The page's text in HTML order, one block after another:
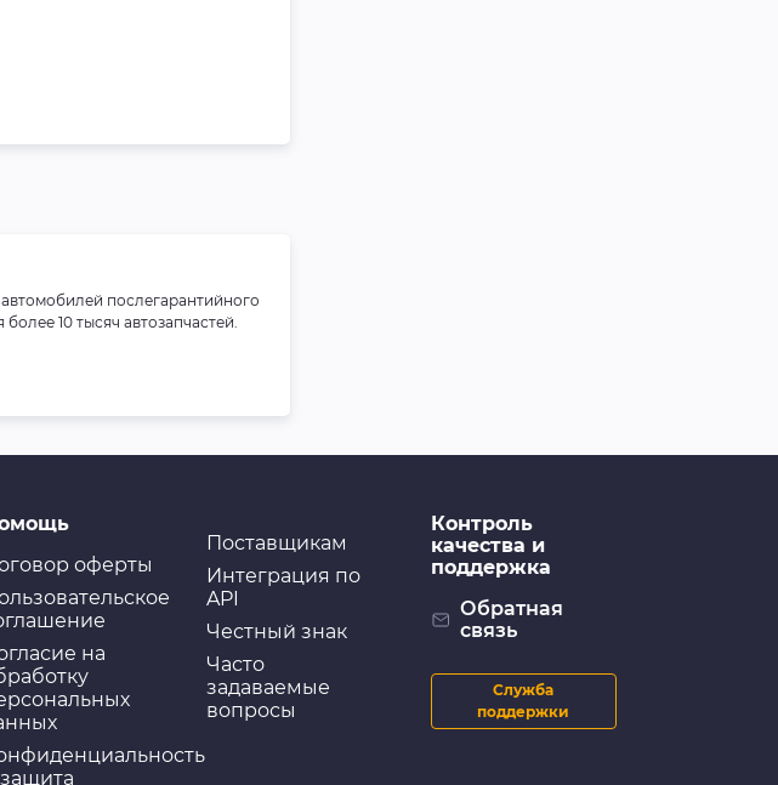
послегарантийного
10 тысяч автозапчастей.
оферты
на
Поставщикам
Интеграция по
API
Честный знак
Часто
задаваемые
вопросы
Контроль
качества и
поддержка
Обратная
связь
Служба
поддержки